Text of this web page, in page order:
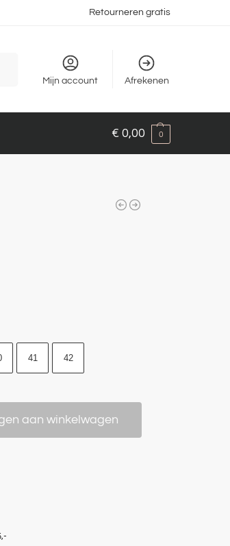
Retourneren gratis
Mijn account Afrekenen
€ 0,00 0
41 42
aan winkelwagen